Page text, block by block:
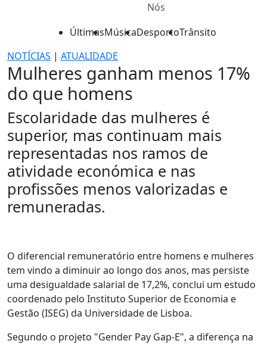
Nós
ÚltimasMúsicaDesportoTrânsito
NOTÍCIAS | ATUALIDADE
Mulheres ganham menos 17%
do que homens
Escolaridade das mulheres é
superior, mas continuam mais
representadas nos ramos de
atividade económica e nas
profissões menos valorizadas e
remuneradas.
O diferencial remuneratório entre homens e mulheres
tem vindo a diminuir ao longo dos anos, mas persiste
uma desigualdade salarial de 17,2%, conclui um estudo
coordenado pelo Instituto Superior de Economia e
Gestão (ISEG) da Universidade de Lisboa.
Segundo o projeto "Gender Pay Gap-E", a diferença na